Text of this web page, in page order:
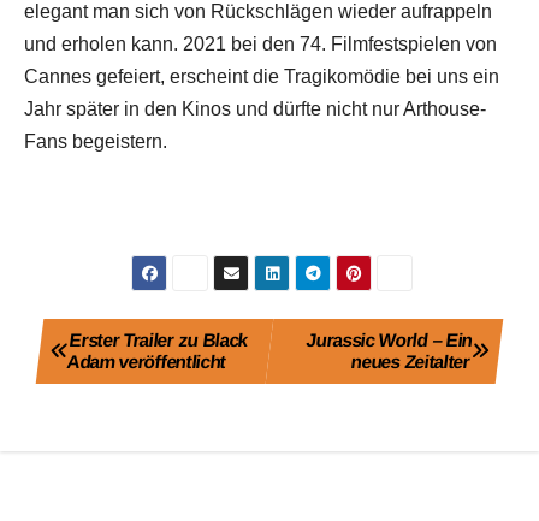
elegant man sich von Rückschlägen wieder aufrappeln
und erholen kann. 2021 bei den 74. Filmfestspielen von
Cannes gefeiert, erscheint die Tragikomödie bei uns ein
Jahr später in den Kinos und dürfte nicht nur Arthouse-
Fans begeistern.
BeitragsnavigationJurassic World – Ein
neues Zeitalter
Erster Trailer zu Black
Adam veröffentlicht